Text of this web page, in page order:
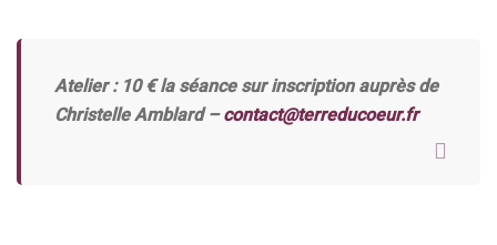
Atelier : 10 € la séance sur inscription auprès de
Christelle Amblard –contact@terreducoeur.fr